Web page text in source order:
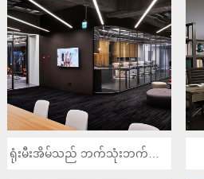
ရုံးမီးအိမ်သည် ဘက်သုံးဘက်တွင်